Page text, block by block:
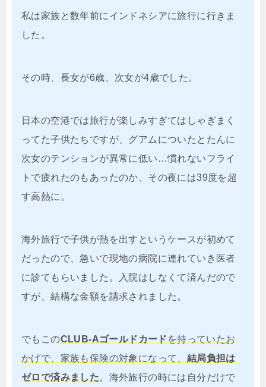
私は家族と数年前にインドネシアに旅行に行きま
した。
その時、長女が6歳、次女が4歳でした。
日本の空港では旅行が楽しみすぎてはしゃぎまく
ってた子供たちですが、グアムについたとたんに
次女のテンションが異常に低い…慣れないフライ
トで疲れたのもあったのか、その夜には39度を超
す高熱に。
海外旅行で子供が熱を出すというケースが初めて
だったので、急いで現地の病院に連れていき医者
に診てもらいました。入院はしなくて済んだので
すが、結構な金額を請求されました。
でもこのCLUB-Aゴールドカード を持っていたお
かげで、家族も保険の対象になって、 結局負担は
ゼロで済みました。海外旅行の時には自分だけで